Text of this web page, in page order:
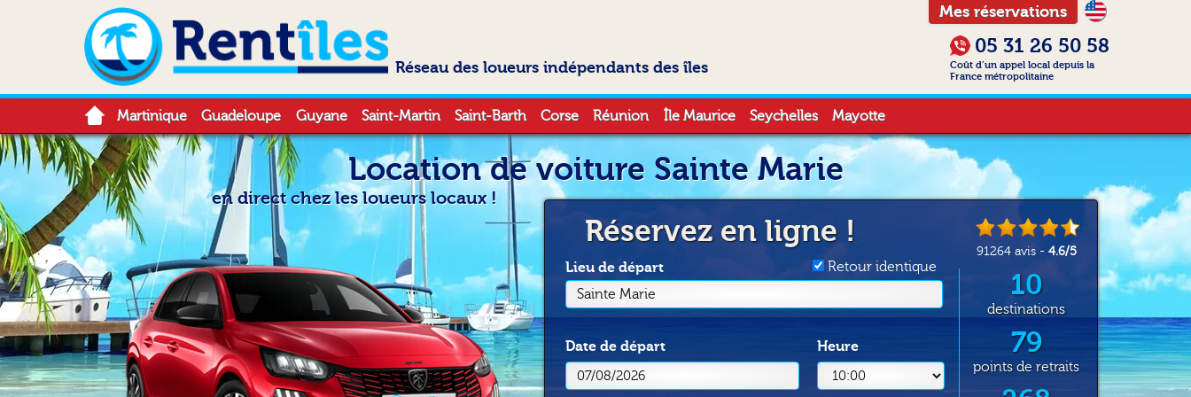
Mes réservations
Réseau des loueurs indépendants des îles
05 31 26 50 58
Coût d’un appel local depuis la
France métropolitaine
Martinique Guadeloupe Guyane Saint-Martin Saint-Barth Corse Réunion Île Maurice Seychelles Mayotte
Location de voiture Sainte Marie
en direct chez les loueurs locaux !
91264avis - 4.6/5
Réservez en ligne !
Lieu de départ
Sainte Marie
Retour identique
Datede départ Heure
10
destinations
79
points de retraits